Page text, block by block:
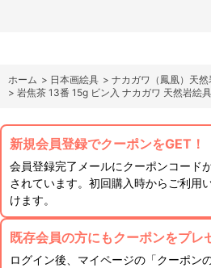
ホーム > 日本画絵具 > ナカガワ（鳳凰）天然
> 岩焦茶 13番 15g ビン入 ナカガワ 天然岩絵
新規会員登録でクーポンをGET！
会員登録完了メールにクーポンコード
されています。初回購入時からご利用
けます。
既存会員の方にもクーポンをプレ
ログイン後、マイページの「クーポンの